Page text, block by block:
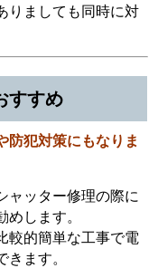
りましても同時に対
すすめ
防犯対策にもなりま
ャッター修理の際に
します。
較的簡単な工事で電
ます。